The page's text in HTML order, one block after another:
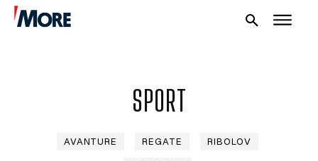
SPORT
AVANTURE REGATE RIBOLOV